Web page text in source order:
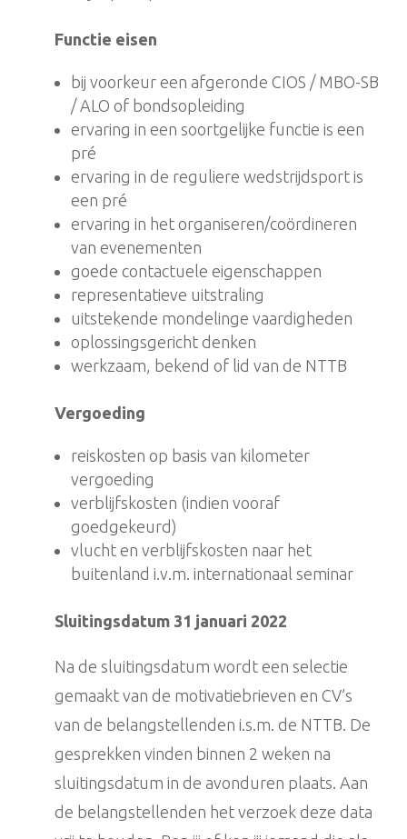
Functie eisen
bij voorkeur een afgeronde CIOS / MBO-SB
/ ALO of bondsopleiding
ervaring in een soortgelijke functie is een
pré
ervaring in de reguliere wedstrijdsport is
een pré
ervaring in het organiseren/coördineren
van evenementen
goede contactuele eigenschappen
representatieve uitstraling
uitstekende mondelinge vaardigheden
oplossingsgericht denken
werkzaam, bekend of lid van de NTTB
Vergoeding
reiskosten op basis van kilometer
vergoeding
verblijfskosten (indien vooraf
goedgekeurd)
vlucht en verblijfskosten naar het
buitenland i.v.m. internationaal seminar
Sluitingsdatum 31 januari 2022
Na de sluitingsdatum wordt een selectie
gemaakt van de motivatiebrieven en CV’s
van de belangstellenden i.s.m. de NTTB. De
gesprekken vinden binnen 2 weken na
sluitingsdatum in de avonduren plaats. Aan
de belangstellenden het verzoek deze data